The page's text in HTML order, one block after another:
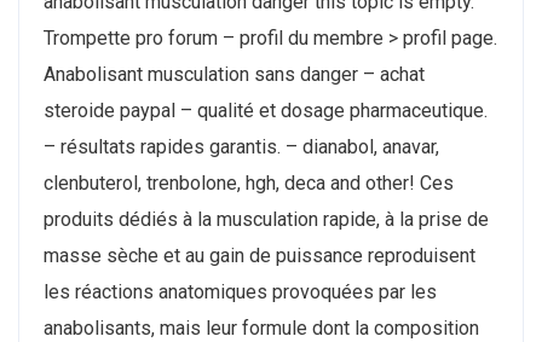
Trompette pro forum – profil du membre > profil page.
Anabolisant musculation sans danger – achat
steroide paypal – qualité et dosage pharmaceutique.
– résultats rapides garantis. – dianabol, anavar,
clenbuterol, trenbolone, hgh, deca and other! Ces
produits dédiés à la musculation rapide, à la prise de
masse sèche et au gain de puissance reproduisent
les réactions anatomiques provoquées par les
anabolisants, mais leur formule dont la composition